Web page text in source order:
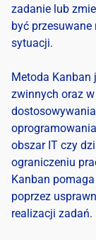
zadanie lub
być
sytuacji.
Metoda Kanban
zwinnych oraz
obszar IT czy
ograniczeniu
Kanban
poprzez
realizacji zadań.